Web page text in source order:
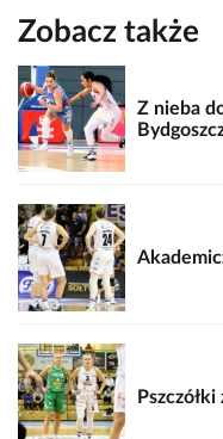
Zobacz także
Z nieba